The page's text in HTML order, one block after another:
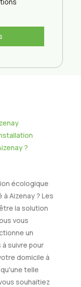
?
écologique
Aizenay ? Les
la solution
vous
un
suivre pour
domicile à
telle
souhaitiez